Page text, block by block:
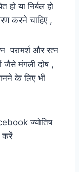
या निर्बल हो
करने चाहिए ,
परामर्श और रत्न
जैसे मंगली दोष ,
के लिए भी
ज्योतिष
करें